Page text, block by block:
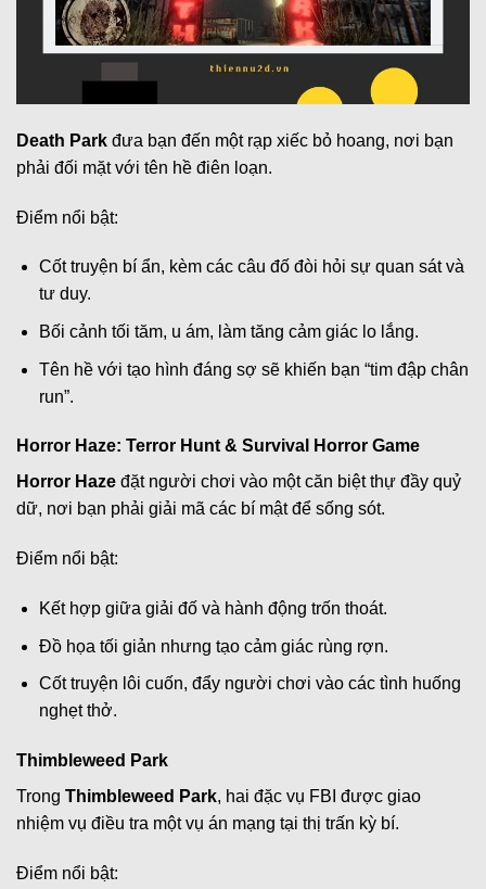
Death Park đưa bạn đến một rạp xiếc bỏ hoang, nơi bạn
phải đối mặt với tên hề điên loạn.
Điểm nổi bật:
Cốt truyện bí ẩn, kèm các câu đố đòi hỏi sự quan sát và
tư duy.
Bối cảnh tối tăm, u ám, làm tăng cảm giác lo lắng.
Tên hề với tạo hình đáng sợ sẽ khiến bạn “tim đập chân
run”.
Horror Haze: Terror Hunt & Survival Horror Game
Horror Haze đặt người chơi vào một căn biệt thự đầy quỷ
dữ, nơi bạn phải giải mã các bí mật để sống sót.
Điểm nổi bật:
Kết hợp giữa giải đố và hành động trốn thoát.
Đồ họa tối giản nhưng tạo cảm giác rùng rợn.
Cốt truyện lôi cuốn, đẩy người chơi vào các tình huống
nghẹt thở.
Thimbleweed Park
Trong Thimbleweed Park, hai đặc vụ FBI được giao
nhiệm vụ điều tra một vụ án mạng tại thị trấn kỳ bí.
Điểm nổi bật: